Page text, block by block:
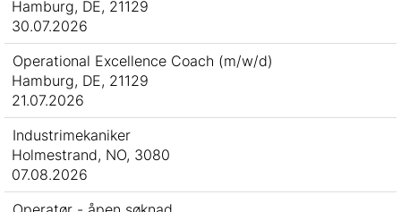
Hamburg, DE, 21129
30.07.2026
Operational Excellence Coach (m/w/d)
Hamburg, DE, 21129
21.07.2026
Industrimekaniker
Holmestrand, NO, 3080
07.08.2026